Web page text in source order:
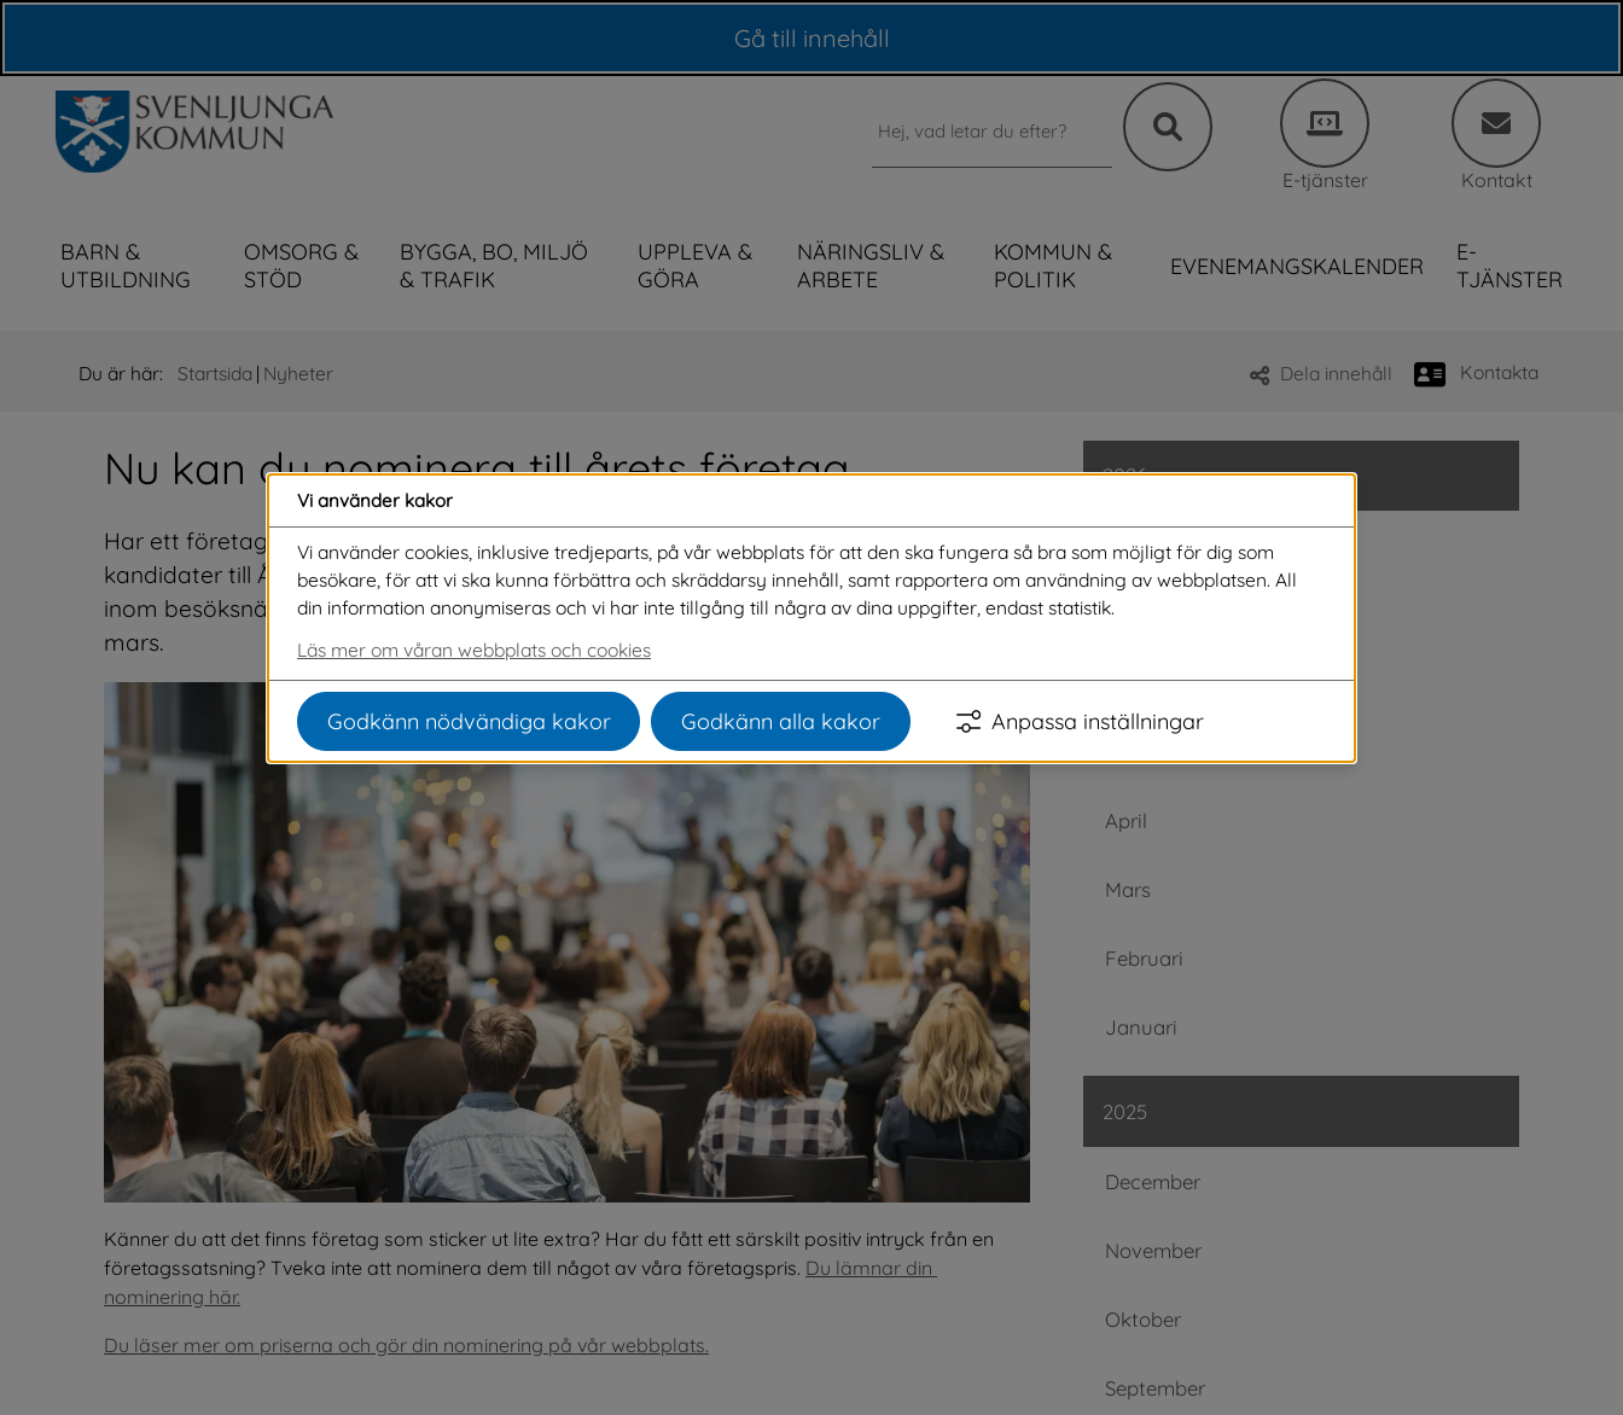
Gå till innehåll
Sök
E-tjänster Kontakt
BARN &
UTBILDNING
OMSORG &
STÖD
BYGGA, BO, MILJÖ
& TRAFIK
UPPLEVA &
GÖRA
NÄRINGSLIV &
ARBETE
KOMMUN &
POLITIK
EVENEMANGSKALENDER
E-
TJÄNSTER
Du är här: Startsida | Nyheter Dela innehåll Kontakta
Nu kan du nominera till årets företag
Har ett företag imponerat särskilt på dig under 2025? Nu kan du nominera
kandidater till Årets företagare, Årets profil inom handel och service samt årets profil
inom besöksnäringen i Svenljunga och Tranemo. Sista nomineringsdagen är söndag 1
mars.
Känner du att det finns företag som sticker ut lite extra? Har du fått ett särskilt positiv intryck från en
företagssatsning? Tveka inte att nominera dem till något av våra företagspris. Du lämnar din
nominering här.
Du läser mer om priserna och gör din nominering på vår webbplats.
2026
Augusti
Juli
Juni
April
Mars
Februari
Januari
2025
December
November
Oktober
September
Vi använder kakor
Vi använder cookies, inklusive tredjeparts, på vår webbplats för att den ska fungera så bra som möjligt för dig som
besökare, för att vi ska kunna förbättra och skräddarsy innehåll, samt rapportera om användning av webbplatsen. All
din information anonymiseras och vi har inte tillgång till några av dina uppgifter, endast statistik.
Läs mer om våran webbplats och cookies
Godkänn nödvändiga kakor Godkänn alla kakor Anpassa inställningar